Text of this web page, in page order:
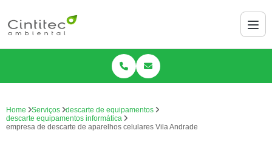
Home Serviços
descarte de equipamentos
descarte equipamentos informática
empresa de descarte de aparelhos celulares Vila Andrade